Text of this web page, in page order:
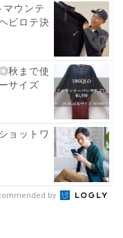
マウンテ
ビロテ決
秋まで使
サイズ
ョットワ
by